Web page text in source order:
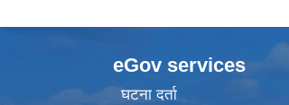
eGov services
घटना दर्ता